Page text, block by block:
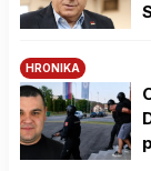
HRONIKA